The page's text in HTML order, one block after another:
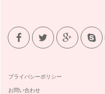
プライバシーポリシー
お問い合わせ